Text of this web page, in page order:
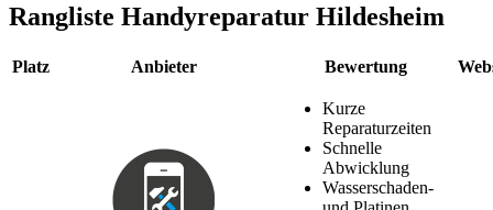
Rangliste Handyreparatur Hildesheim
Platz Anbieter Bewertung
Kurze
Reparaturzeiten
Schnelle
Abwicklung
Wasserschaden-